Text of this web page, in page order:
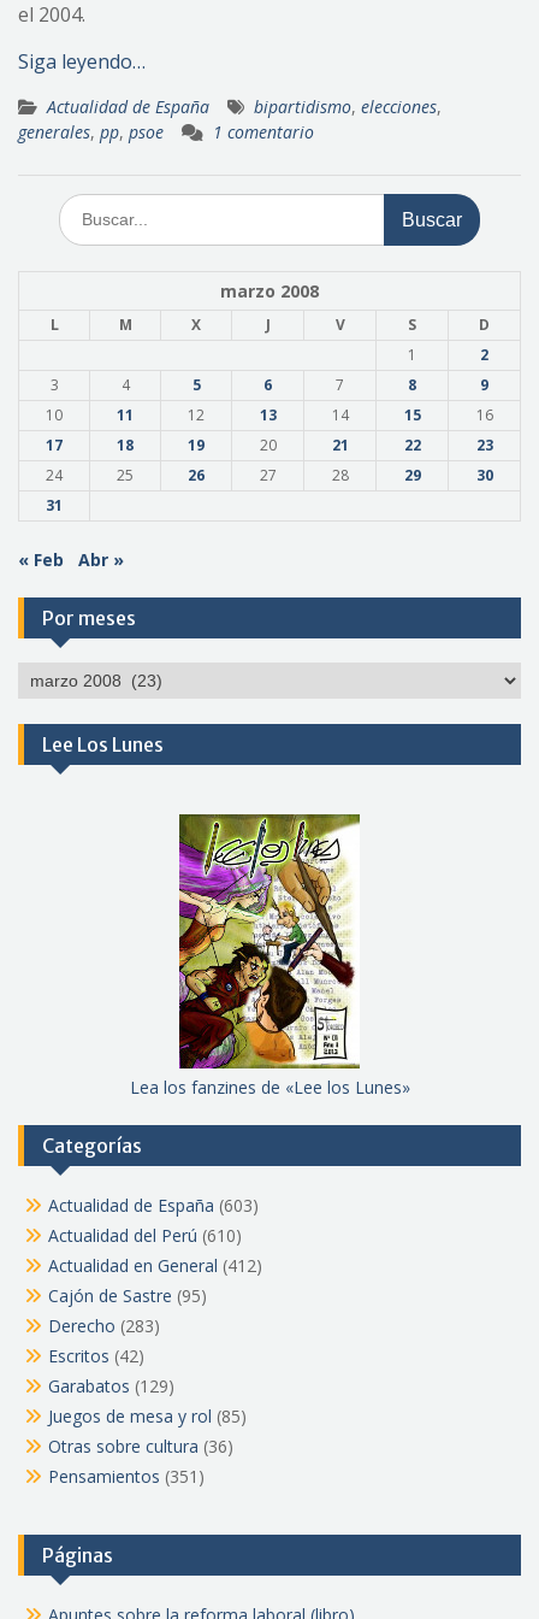
el 2004.
Siga leyendo…
Actualidad de España bipartidismo, elecciones,
generales, pp, psoe 1 comentario
Buscar:
marzo 2008
L M X J V S
D
1
2
3
4 5 6 7 8
9
10
11 12 13 14 15
16
17
18 19 20 21 22
23
24
25 26 27 28 29
30
31
« Feb Abr »
Por meses
Por
Lee Los Lunes
Lea los fanzines de «Lee los Lunes»
Categorías
Actualidad de España (603)
Actualidad del Perú (610)
Actualidad en General (412)
Cajón de Sastre (95)
Derecho (283)
Escritos (42)
Garabatos (129)
Juegos de mesa y rol (85)
Otras sobre cultura (36)
Pensamientos (351)
Páginas